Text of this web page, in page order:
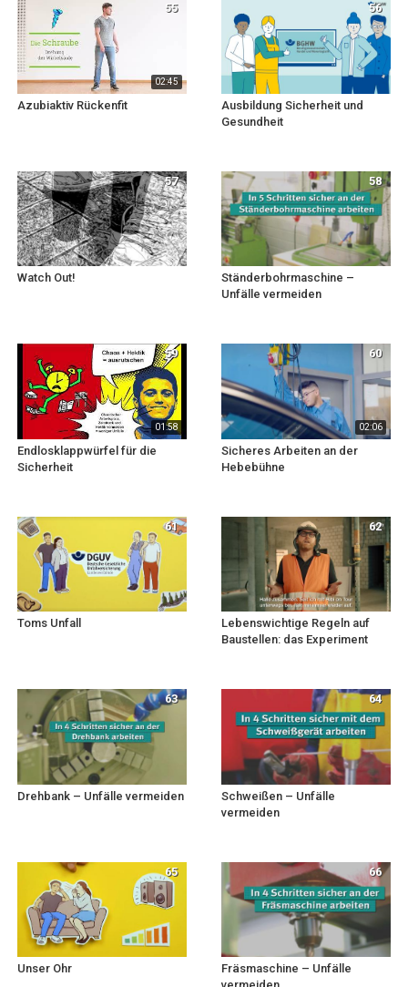
02:45
55
Azubiaktiv Rückenfit
56
Ausbildung Sicherheit und
Gesundheit
57
Watch Out!
58
Ständerbohrmaschine –
Unfälle vermeiden
01:58
59
Endlosklappwürfel für die
Sicherheit
02:06
60
Sicheres Arbeiten an der
Hebebühne
61
Toms Unfall
62
Lebenswichtige Regeln auf
Baustellen: das Experiment
63
Drehbank – Unfälle vermeiden
64
Schweißen – Unfälle
vermeiden
65
Unser Ohr
66
Fräsmaschine – Unfälle